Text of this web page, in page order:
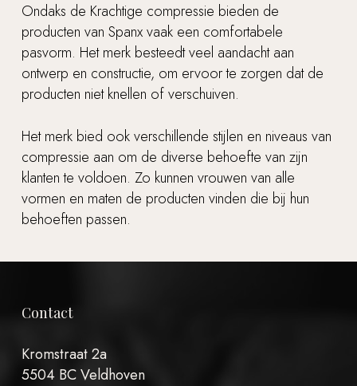
Geen producten in de
winkelwagen.
Go to shop
Ondaks de Krachtige compressie bieden de
producten van Spanx vaak een comfortabele
pasvorm. Het merk besteedt veel aandacht aan
ontwerp en constructie, om ervoor te zorgen dat de
producten niet knellen of verschuiven.
Het merk bied ook verschillende stijlen en niveaus van
compressie aan om de diverse behoefte van zijn
klanten te voldoen. Zo kunnen vrouwen van alle
vormen en maten de producten vinden die bij hun
behoeften passen.
Contact
Kromstraat 2a
5504 BC Veldhoven